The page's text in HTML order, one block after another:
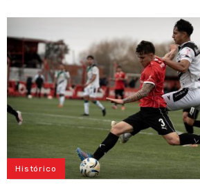
Histórico